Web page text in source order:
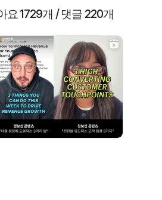
요 1729개 / 댓글 220개